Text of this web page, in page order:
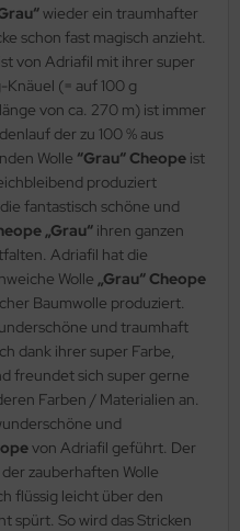
wieder ein traumhafter
schon fast magisch anzieht.
ist von Adriafil mit ihrer super
(= auf 100 g
von ca. 270 m) ist immer
der zu 100 % aus
Wolle “Grau“ Cheope ist
produziert
fantastisch schöne und
„Grau“ ihren ganzen
Adriafil hat die
Wolle „Grau“ Cheope
Baumwolle produziert.
und traumhaft
dank ihrer super Farbe,
freundet sich super gerne
Farben / Materialien an.
und
von Adriafil geführt. Der
zauberhaften Wolle
flüssig leicht über den
spürt. So wird das Stricken